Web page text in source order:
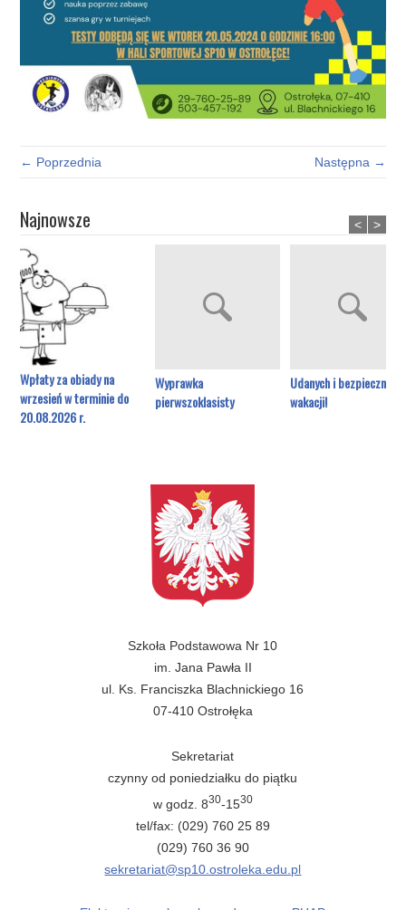
← Poprzednia Następna →
Najnowsze
Wpłaty za obiady na
wrzesień w terminie do
20.08.2026 r.
Wyprawka
pierwszoklasisty
Udanych i bezpiecznych
wakacji!
< >
Szkoła Podstawowa Nr 10
im. Jana Pawła II
ul. Ks. Franciszka Blachnickiego 16
07-410 Ostrołęka
Sekretariat
czynny od poniedziałku do piątku
w godz. 830-1530
tel/fax: (029) 760 25 89
(029) 760 36 90
sekretariat@sp10.ostroleka.edu.pl